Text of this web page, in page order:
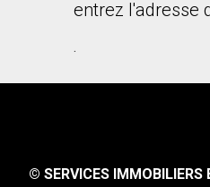
entrez l'adresse
.
© SERVICES IMMOBILIERS